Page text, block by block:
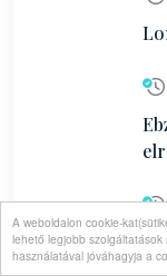
A weboldalon cookie-
lehető legjobb
használatával jóváhagyja a